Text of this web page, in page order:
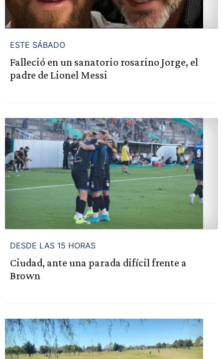
ESTE SÁBADO
Falleció en un sanatorio rosarino Jorge, el
padre de Lionel Messi
DESDE LAS 15 HORAS
Ciudad, ante una parada difícil frente a
Brown